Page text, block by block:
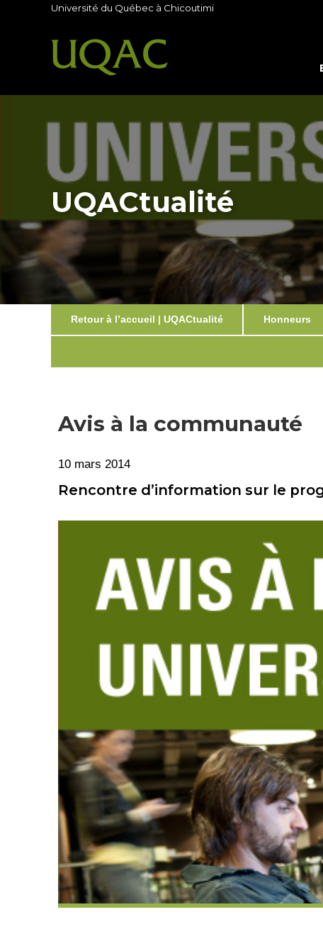
Université du Québec à Chicoutimi
UQACtualité
Retour à l’accueil | UQACtualité Honneurs
Avis à la communauté
10 mars 2014
Rencontre d’information sur le